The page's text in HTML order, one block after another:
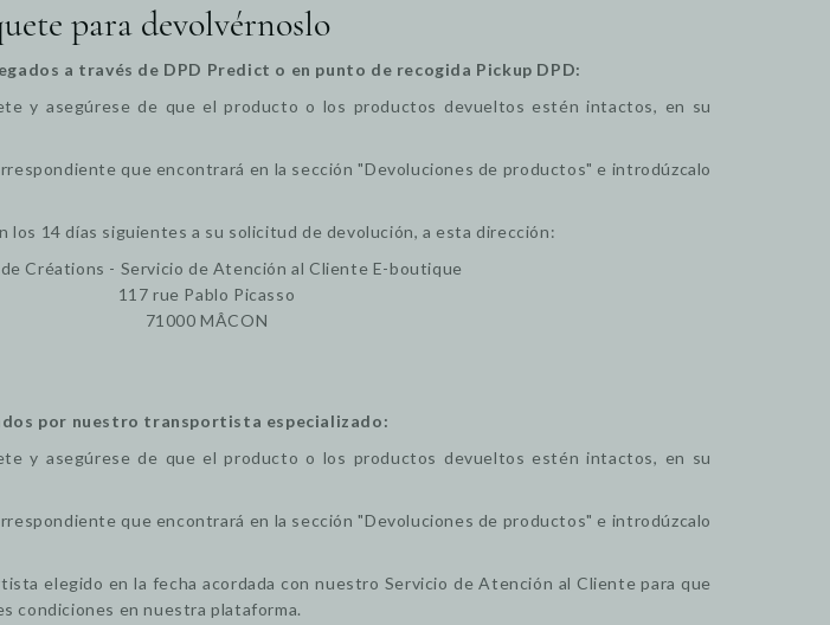
para devolvérnoslo
a través de DPD Predict o en punto de recogida Pickup DPD:
y asegúrese de que el producto o los productos devueltos estén intactos, en su
que encontrará en la sección "Devoluciones de productos" e introdúzcalo
los 14 días siguientes a su solicitud de devolución, a esta dirección:
Créations - Servicio de Atención al Cliente E-boutique
117 rue Pablo Picasso
71000 MÂCON
por nuestro transportista especializado:
y asegúrese de que el producto o los productos devueltos estén intactos, en su
que encontrará en la sección "Devoluciones de productos" e introdúzcalo
elegido en la fecha acordada con nuestro Servicio de Atención al Cliente para que
condiciones en nuestra plataforma.